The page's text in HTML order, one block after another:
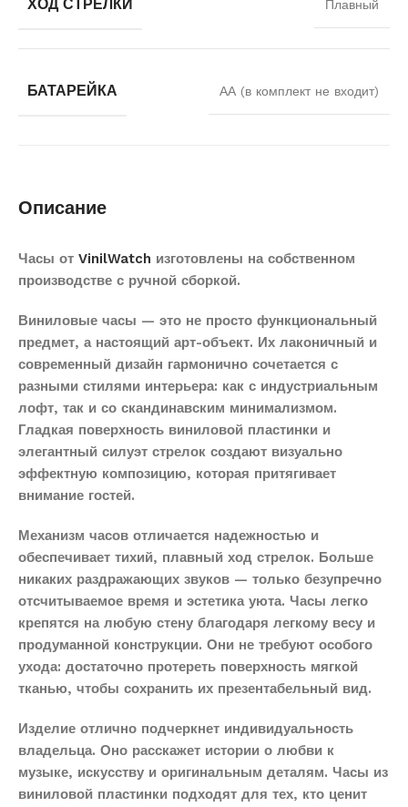
ХОД СТРЕЛКИ Плавный
БАТАРЕЙКА АА (в комплект не входит)
Описание
Часы от VinilWatch изготовлены на собственном
производстве с ручной сборкой.
Виниловые часы — это не просто функциональный
предмет, а настоящий арт-объект. Их лаконичный и
современный дизайн гармонично сочетается с
разными стилями интерьера: как с индустриальным
лофт, так и со скандинавским минимализмом.
Гладкая поверхность виниловой пластинки и
элегантный силуэт стрелок создают визуально
эффектную композицию, которая притягивает
внимание гостей.
Механизм часов отличается надежностью и
обеспечивает тихий, плавный ход стрелок. Больше
никаких раздражающих звуков — только безупречно
отсчитываемое время и эстетика уюта. Часы легко
крепятся на любую стену благодаря легкому весу и
продуманной конструкции. Они не требуют особого
ухода: достаточно протереть поверхность мягкой
тканью, чтобы сохранить их презентабельный вид.
Изделие отлично подчеркнет индивидуальность
владельца. Оно расскажет истории о любви к
музыке, искусству и оригинальным деталям. Часы из
виниловой пластинки подходят для тех, кто ценит